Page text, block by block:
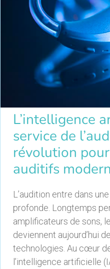
L’intelligence
service de
révolution
auditifs
L’audition entre dans
profonde. Longtemps
amplificateurs de sons,
deviennent aujourd’hui
technologies. Au cœur
l’intelligence artificielle